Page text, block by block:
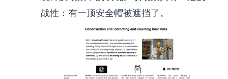
战性：有一顶安全帽被遮挡了。